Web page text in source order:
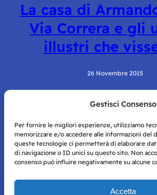
Gestisci Consenso
Per fornire le migliori esperienze, utilizziamo
memorizzare e/o accedere alle informazioni del
queste tecnologie ci permetterà di elaborare
di navigazione o ID unici su questo sito. Non
consenso può influire negativamente su alcune
Accetta
La casa di
Via Correra e gli
illustri che
26 Novembre 2015
Napoli con autorizzazione numero 38 del 25/9/
Tutte le immagini e i contenuti su questo sito